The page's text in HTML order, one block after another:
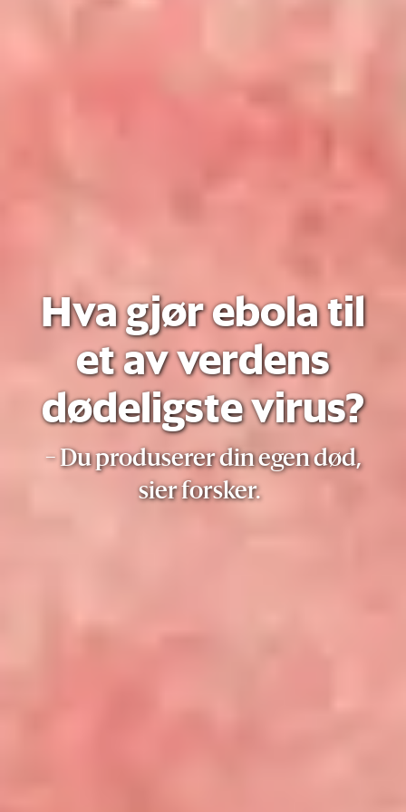
Hva gjør ebola til
et av verdens
dødeligste virus?
− Du produserer din egen død,
sier forsker.